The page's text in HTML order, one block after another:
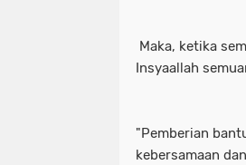
Maka, ketika
Insyaallah
"Pemberian
kebersamaan